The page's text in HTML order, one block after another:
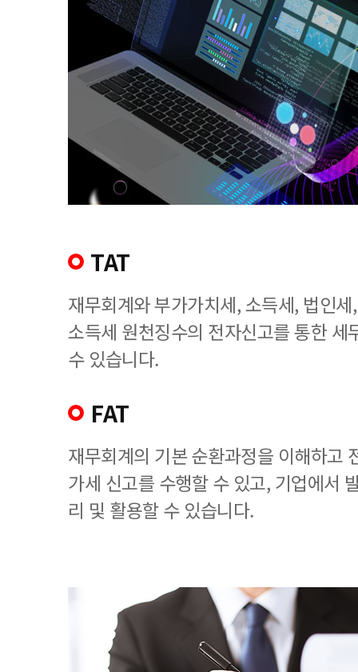
TAT
재무회계와 부가가치세, 소득세, 법인
소득세 원천징수의 전자신고를 통한 세
수 있습니다.
FAT
재무회계의 기본 순환과정을 이해하고
가세 신고를 수행할 수 있고, 기업에서
리 및 활용할 수 있습니다.